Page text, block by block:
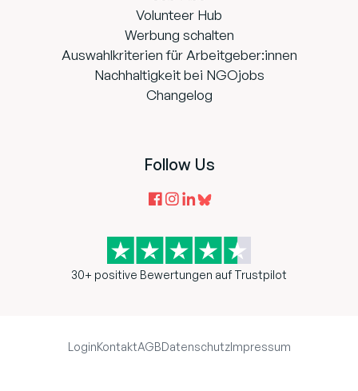
Volunteer Hub
Werbung schalten
Auswahlkriterien für Arbeitgeber:innen
Nachhaltigkeit bei NGOjobs
Changelog
Follow Us
30+ positive Bewertungen auf Trustpilot
LoginKontaktAGBDatenschutzImpressum